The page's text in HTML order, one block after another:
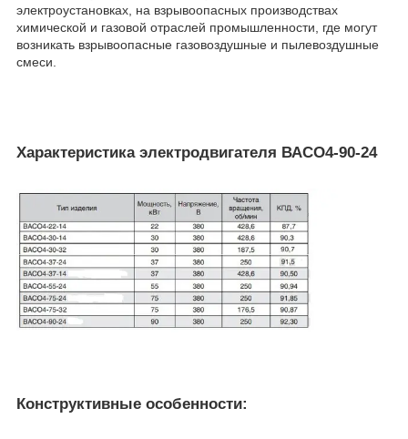
электроустановках, на взрывоопасных производствах
химической и газовой отраслей промышленности, где могут
возникать взрывоопасные газовоздушные и пылевоздушные
смеси.
Характеристика электродвигателя ВАСО4-90-24
Конструктивные особенности: